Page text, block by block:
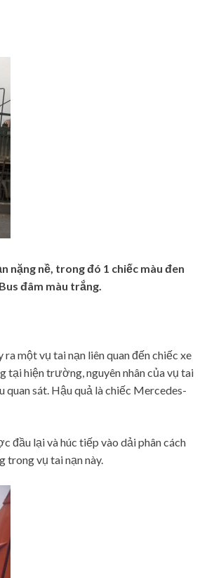
nặng nề, trong đó 1 chiếc màu đen
đâm màu trắng.
một vụ tai nạn liên quan đến chiếc xe
tại hiện trường, nguyên nhân của vụ tai
sát. Hậu quả là chiếc Mercedes-
đầu lại và húc tiếp vào dải phân cách
trong vụ tai nạn này.